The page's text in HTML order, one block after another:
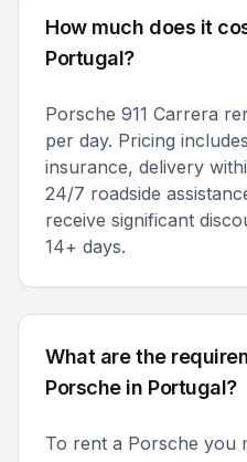
How much does it
Portugal?
Porsche 911 Carrera
per day. Pricing
insurance, delivery
24/7 roadside
receive significant
14+ days.
What are the
Porsche in Portugal?
To rent a Porsche you